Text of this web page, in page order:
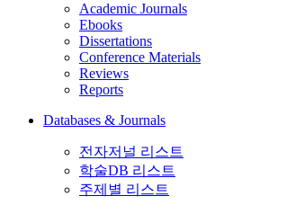
Academic Journals
Ebooks
Dissertations
Conference Materials
Reviews
Reports
Databases & Journals
전자저널 리스트
학술DB 리스트
주제별 리스트